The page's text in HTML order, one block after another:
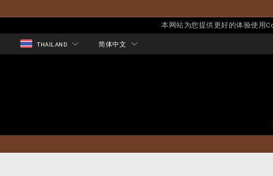
本网站为您提供更好的体验使用
THAILAND 简体中文